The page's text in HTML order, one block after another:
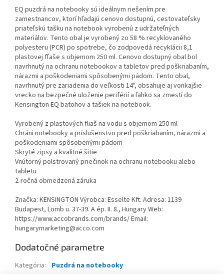
EQ puzdrá na notebooky sú ideálnym riešením pre
zamestnancov, ktorí hľadajú cenovo dostupnú, cestovateľsky
priateľskú tašku na notebook vyrobenú z udržateľných
materiálov. Tento obal je vyrobený zo 58 % recyklovaného
polyesteru (PCR) po spotrebe, čo zodpovedá recyklácii 8,1
plastovej fľaše s objemom 250 ml. Cenovo dostupný obal bol
navrhnutý na ochranu notebookov a tabletov pred poškriabaním,
nárazmi a poškodeniami spôsobenými pádom. Tento obal,
navrhnutý pre zariadenia do veľkosti 14", obsahuje aj vonkajšie
vrecko na bezpečné uloženie periférií a ľahko sa zmestí do
Kensington EQ batohov a tašiek na notebook.
Vyrobený z plastových fliaš na vodu s objemom 250 ml
Chráni notebooky a príslušenstvo pred poškriabaním, nárazmi a
poškodeniami spôsobenými pádom
Skryté zipsy a kvalitné šitie
Vnútorný polstrovaný priečinok na ochranu notebooku alebo
tabletu
2-ročná obmedzená záruka
Značka: KENSINGTON Výrobca: Esselte Kft. Adresa: 1139
Budapest, Lomb u. 37-39. A ép. II. 8., Hungary Web:
https://www.accobrands.com/brands/ Email:
hungarymarketing@acco.com
Dodatočné parametre
Kategória:
Puzdrá na notebooky